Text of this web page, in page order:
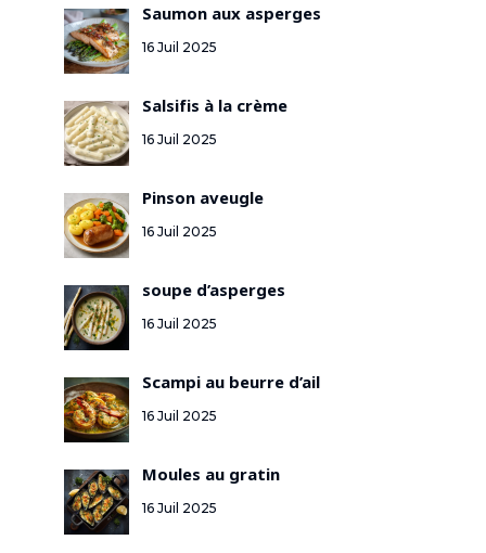
Saumon aux asperges
16 Juil 2025
Salsifis à la crème
16 Juil 2025
Pinson aveugle
16 Juil 2025
soupe d’asperges
16 Juil 2025
Scampi au beurre d’ail
16 Juil 2025
Moules au gratin
16 Juil 2025